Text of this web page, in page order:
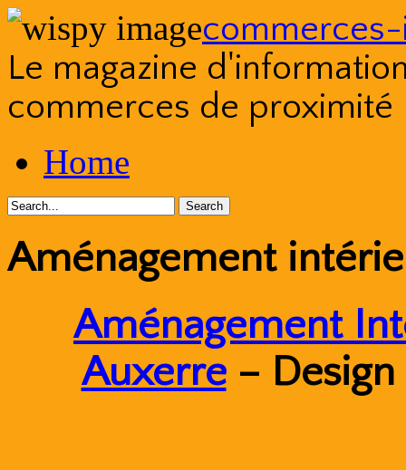
Le magazine
commerces de proximité
to
contentHome
Aménagement
Aménagement
Auxerre– Design